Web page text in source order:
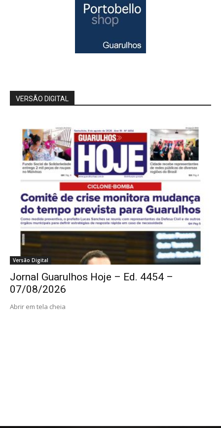
VERSÃO DIGITAL
Versão Digital
Jornal Guarulhos Hoje – Ed. 4454 –
07/08/2026
Abrir em tela cheia